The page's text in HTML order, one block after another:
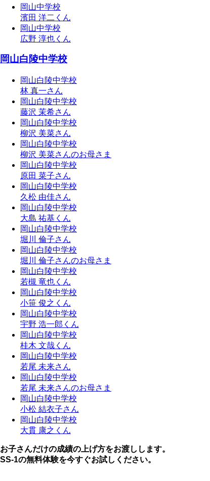
岡山中学校
濱田 洋二くん
岡山中学校
広野 淳也くん
岡山白陵中学校
岡山白陵中学校
林 真一さん
岡山白陵中学校
藤沢 茉希さん
岡山白陵中学校
柳沢 美菜さん
岡山白陵中学校
柳沢 美菜さんのお母さま
岡山白陵中学校
原田 菜子さん
岡山白陵中学校
久松 由佳さん
岡山白陵中学校
大島 祐基くん
岡山白陵中学校
堀川 倫子さん
岡山白陵中学校
堀川 倫子さんのお母さま
岡山白陵中学校
若槻 竜也くん
岡山白陵中学校
小笹 俊之くん
岡山白陵中学校
宇野 浩一郎くん
岡山白陵中学校
桂木 文哉くん
岡山白陵中学校
若尾 未来さん
岡山白陵中学校
若尾 未来さんのお母さま
岡山白陵中学校
小松 結衣子さん
岡山白陵中学校
大貫 康之くん
お子さんだけの成績の上げ方をお渡しします。
SS-1の無料体験を今すぐお試しください。